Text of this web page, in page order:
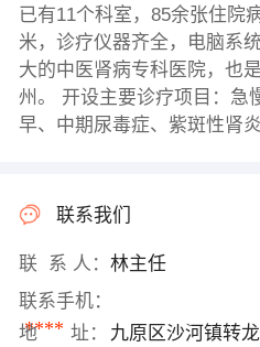
已有11个科室，85余张住院
米，诊疗仪器齐全，电脑系
大的中医肾病专科医院，也
州。 开设主要诊疗项目：急
早、中期尿毒症、紫斑性肾
联系我们
联 系 人： 林主任
联系手机：
****
地 址： 九原区沙河镇转